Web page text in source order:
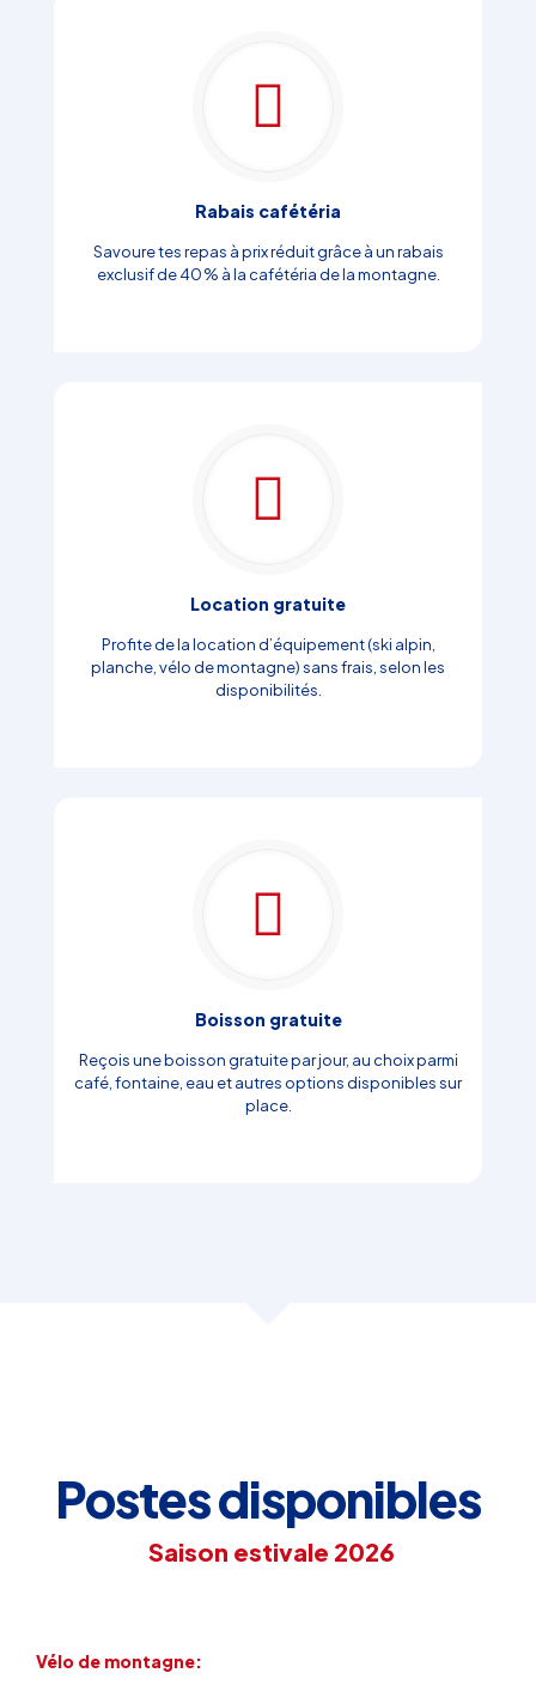
Rabais cafétéria
Savoure tes repas à prix réduit grâce à un rabais
exclusif de 40 % à la cafétéria de la montagne.
Location gratuite
Profite de la location d’équipement (ski alpin,
planche, vélo de montagne) sans frais, selon les
disponibilités.
Boisson gratuite
Reçois une boisson gratuite par jour, au choix parmi
café, fontaine, eau et autres options disponibles sur
place.
Postes disponibles
Saison estivale 2026
Vélo de montagne: